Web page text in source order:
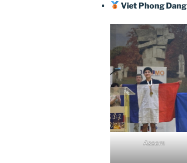
Viet Phong Dang
Assem